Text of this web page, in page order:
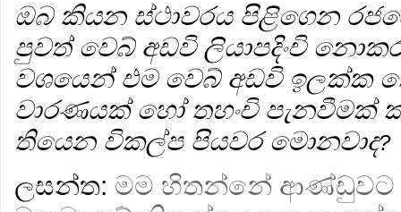
ඔබ කියන ස්ථාවරය පිළිගෙන
පුවත් වෙබ් අඩවි ලියාපදිංචි
වශයෙන් එම වෙබ් අඩවි ඉලක්ක
වාරණයක් හෝ ත‍හංචි පැනවීමක්
තියෙන විකල්ප පියවර මොනවාද?
ලසන්ත: මම හිතන්නේ ආණ්ඩුවට